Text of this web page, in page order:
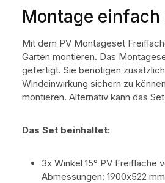
Montage
Mit dem PV Montageset
Garten montieren. Das
gefertigt. Sie benötigen
Windeinwirkung sichern zu
montieren. Alternativ kann das
Das Set beinhaltet:
3x Winkel 15° PV Freifläche
Abmessungen: 1900x522 mm